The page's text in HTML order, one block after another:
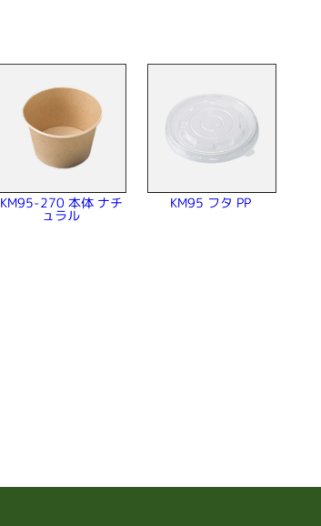
KM95-270 本体 ナチ
ュラル
KM95 フタ PP